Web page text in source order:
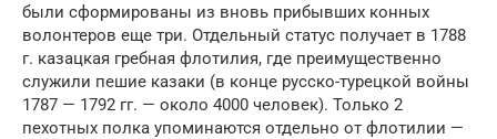
были сформированы из вновь прибывших конных
волонтеров еще три. Отдельный статус получает в 1788
г. казацкая гребная флотилия, где преимущественно
служили пешие казаки (в конце русско-турецкой войны
1787 — 1792 гг. — около 4000 человек). Только 2
пехотных полка упоминаются отдельно от флотилии —